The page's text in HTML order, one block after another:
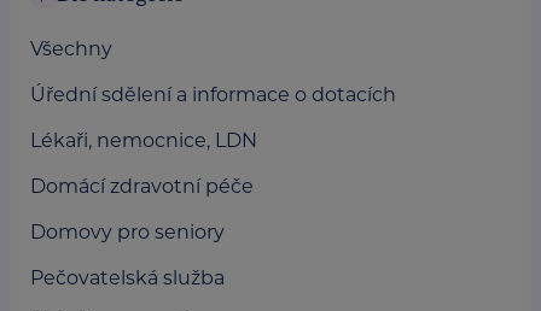
Všechny
Úřední sdělení a informace o dotacích
Lékaři, nemocnice, LDN
Domácí zdravotní péče
Domovy pro seniory
Pečovatelská služba